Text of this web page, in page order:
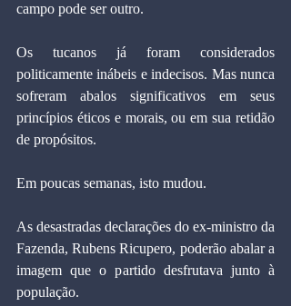
campo pode ser outro.
Os tucanos já foram considerados
politicamente inábeis e indecisos. Mas nunca
sofreram abalos significativos em seus
princípios éticos e morais, ou em sua retidão
de propósitos.
Em poucas semanas, isto mudou.
As desastradas declarações do ex-ministro da
Fazenda, Rubens Ricupero, poderão abalar a
imagem que o partido desfrutava junto à
população.